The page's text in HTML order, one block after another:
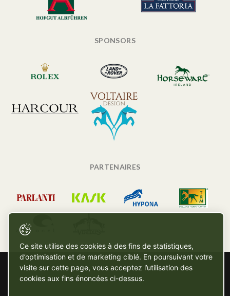
SPONSORS
PARTENAIRES
Ce site utilise des cookies à des fins de statistiques,
d’optimisation et de marketing ciblé. En poursuivant votre
visite sur cette page, vous acceptez l’utilisation des
cookies aux fins énoncées ci-dessus.